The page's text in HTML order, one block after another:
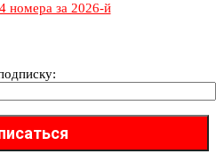
номера за 2026-й